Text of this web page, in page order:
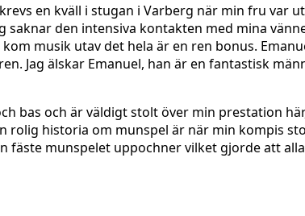
en kväll i stugan i Varberg när min fru
saknar den intensiva kontakten med mina
musik utav det hela är en ren bonus.
Jag älskar Emanuel, han är en fantastisk
bas och är väldigt stolt över min prestation
rolig historia om munspel är när min kompis
fäste munspelet uppochner vilket gjorde att